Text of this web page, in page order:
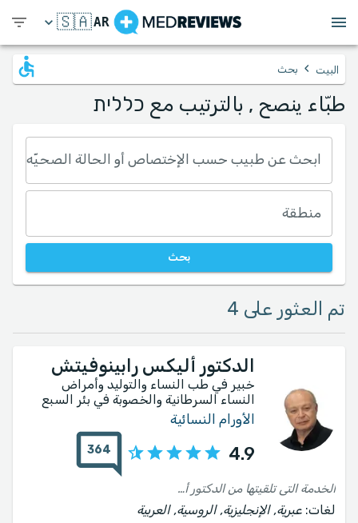
AR
🇸🇦
البيت › بحث
طبّاء ينصح , بالترتيب مع כללית
ابحث عن طبيب حسب الإختصاص أو الحالة الصحيّه
منطقة
بحث
تم العثور على 4
الدكتور أليكس رابينوفيتش
خبير في طب النساء والتوليد وأمراض
النساء السرطانية والخصوبة في بئر السبع
الأورام النسائية
4.9
364
الخدمة التي تلقيتها من الدكتور أليكس كانت مهذبة ومهنية للغاية.. أنا سعيد جداً بتشخيصه وعلاجه...
لغات: عبرية, الإنجليزية, الروسية, العربية